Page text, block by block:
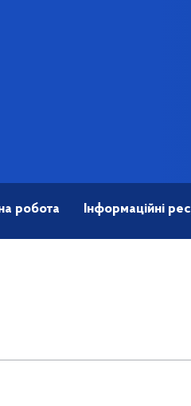
робота Інформаційні